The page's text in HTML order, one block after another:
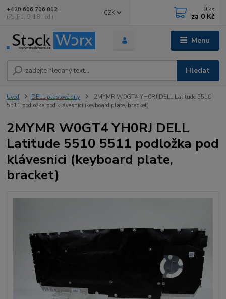
Menu
CZK
Hledat
+420 606 706 002
(Po-Pá, 9-18 hod.)
0 ks
za 0 Kč
Úvod DELL plastové díly
2MYMR W0GT4 YH0RJ DELL Latitude 5510
5511 podložka pod klávesnici (keyboard plate, bracket)
2MYMR W0GT4 YH0RJ DELL
Latitude 5510 5511 podložka pod
klávesnici (keyboard plate,
bracket)